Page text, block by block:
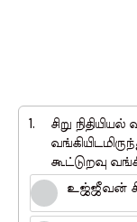
1.
சிறு
கூட்டுறவு
உஜ்ஜீவன்